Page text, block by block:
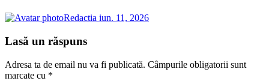
Redactia iun. 11, 2026
Lasă un răspuns
Adresa ta de email nu va fi publicată. Câmpurile obligatorii sunt
marcate cu *